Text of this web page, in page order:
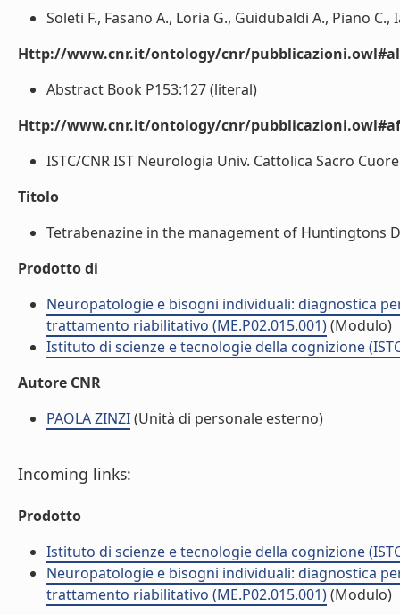
Soleti F., Fasano A., Loria G., Guidubaldi A., Piano
Http://www.cnr.it/ontology/cnr/
Abstract Book P153:127 (literal)
Http://www.cnr.it/ontology/cnr/
ISTC/CNR IST Neurologia Univ. Cattolica Sacro
Titolo
Tetrabenazine in the management of Huntingtons
Prodotto di
Neuropatologie e bisogni individuali: diagnostica
trattamento riabilitativo (ME.P02.015.001)(Modulo)
Istituto di scienze e tecnologie della cognizione
Autore CNR
PAOLA ZINZI(Unità di personale esterno)
Incoming links:
Prodotto
Istituto di scienze e tecnologie della cognizione
Neuropatologie e bisogni individuali: diagnostica
trattamento riabilitativo (ME.P02.015.001)(Modulo)